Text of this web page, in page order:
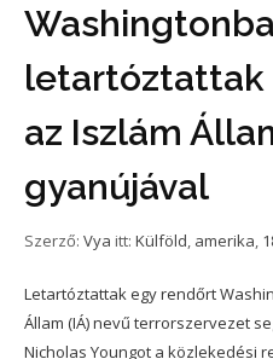
letartóztattak
az Iszlám
gyanújával
Szerző: Vya itt: Külföld amerika
Letartóztattak egy rendőrt
Állam (IÁ) nevű terrorszervezet
Nicholas Youngot a közlekedési